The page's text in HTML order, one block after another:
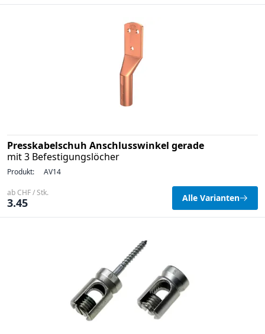
Presskabelschuh Anschlusswinkel gerade
mit 3 Befestigungslöcher
Produkt: AV14
ab CHF / Stk.
3.45 Alle Varianten